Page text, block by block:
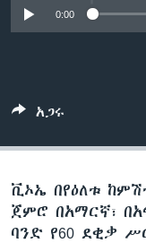
0:00
አጋሩ
ቪኦኤ በየዕለቱ
ጀምሮ በአማርኛ፣
ባንድ የ60 ደቂቃ